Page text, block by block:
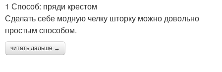
1 Способ: пряди крестом
Сделать себе модную челку шторку можно довольно
простым способом.
читать дальше →